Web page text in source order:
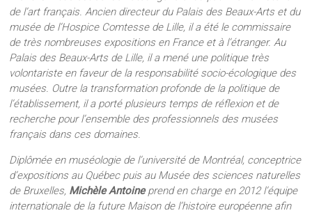
de l’art français. Ancien directeur du Palais des Beaux-Arts et du
musée de l’Hospice Comtesse de Lille, il a été le commissaire
de très nombreuses expositions en France et à l’étranger. Au
Palais des Beaux-Arts de Lille, il a mené une politique très
volontariste en faveur de la responsabilité socio-écologique des
musées. Outre la transformation profonde de la politique de
l’établissement, il a porté plusieurs temps de réflexion et de
recherche pour l’ensemble des professionnels des musées
français dans ces domaines.
Diplômée en muséologie de l’université de Montréal, conceptrice
d’expositions au Québec puis au Musée des sciences naturelles
de Bruxelles, Michèle Antoineprend en charge en 2012 l’équipe
internationale de la future Maison de l’histoire européenne afin